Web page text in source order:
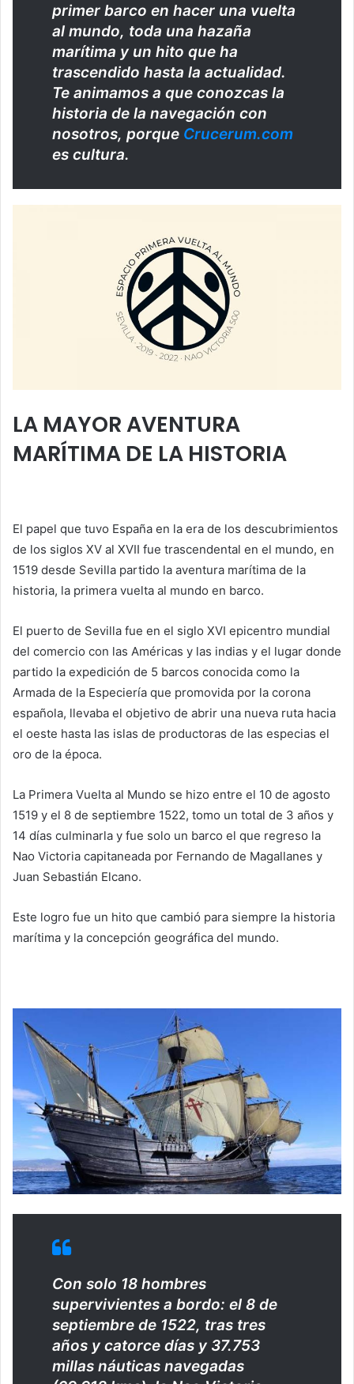
primer barco en hacer una vuelta
al mundo, toda una hazaña
marítima y un hito que ha
trascendido hasta la actualidad.
Te animamos a que conozcas la
historia de la navegación con
nosotros, porque Crucerum.com
es cultura.
LA MAYOR AVENTURA
MARÍTIMA DE LA HISTORIA
El papel que tuvo España en la era de los descubrimientos
de los siglos XV al XVII fue trascendental en el mundo, en
1519 desde Sevilla partido la aventura marítima de la
historia, la primera vuelta al mundo en barco.
El puerto de Sevilla fue en el siglo XVI epicentro mundial
del comercio con las Américas y las indias y el lugar donde
partido la expedición de 5 barcos conocida como la
Armada de la Especiería que promovida por la corona
española, llevaba el objetivo de abrir una nueva ruta hacia
el oeste hasta las islas de productoras de las especias el
oro de la época.
La Primera Vuelta al Mundo se hizo entre el 10 de agosto
1519 y el 8 de septiembre 1522, tomo un total de 3 años y
14 días culminarla y fue solo un barco el que regreso la
Nao Victoria capitaneada por Fernando de Magallanes y
Juan Sebastián Elcano.
Este logro fue un hito que cambió para siempre la historia
marítima y la concepción geográfica del mundo.
Con solo 18 hombres
supervivientes a bordo: el 8 de
septiembre de 1522, tras tres
años y catorce días y 37.753
millas náuticas navegadas